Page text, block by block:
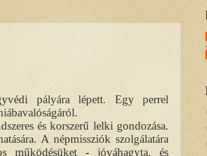
pályára lépett. Egy perrel
és korszerű lelki gondozása.
A népmissziók szolgálatára
működésüket - jóváhagyta, és